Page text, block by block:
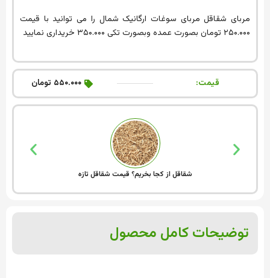
مربای شقاقل مربای سوغات ارگانیک شمال را می توانید با قیمت
۲۵۰.۰۰۰ تومان بصورت عمده وبصورت تکی ۳۵۰.۰۰۰ خریداری نمایید
قیمت: ۵۵۰.۰۰۰ تومان
شقاقل از کجا بخریم؟ قیمت شقاقل تازه
توضیحات کامل محصول